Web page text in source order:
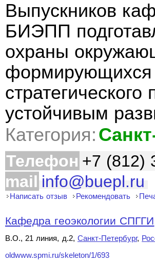
Выпускников
БИЭПП
охраны
формирующихся
устойчивым
Категория:
Телефон +7 (812)
mail info@buepl.ru
Написать отзыв Рекомендовать
Кафедра геоэкологии СПГГИ
В.О., 21 линия, д.2, Санкт-Петербург,
oldwww.spmi.ru/skeleton/1/693